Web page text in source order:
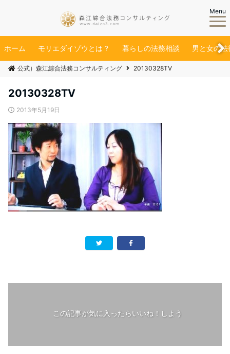
Menu
ホーム モリエダイゾウとは？ 暮らしの法務相談 男と女の法
公式）森江綜合法務コンサルティング 20130328TV
20130328TV
2013年5月19日
この記事が気に入ったらいいね！しよう